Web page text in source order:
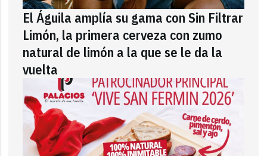
El Águila amplía su gama con Sin Filtrar
Limón, la primera cerveza con zumo
natural de limón a la que se le da la
vuelta